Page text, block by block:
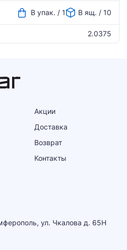
В упак. / 1 В ящ. / 10
2.0375
Акции
Доставка
Возврат
Контакты
ул. Чкалова д. 65Н